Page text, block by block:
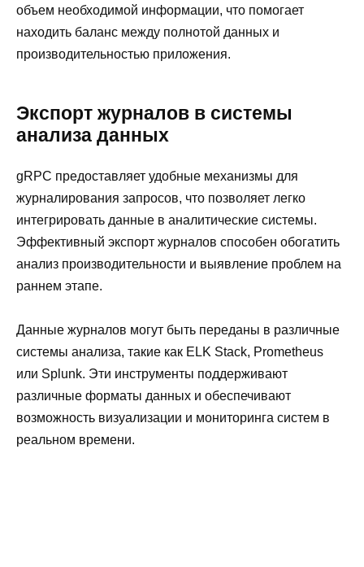
объем необходимой информации, что помогает
находить баланс между полнотой данных и
производительностью приложения.
Экспорт журналов в системы
анализа данных
gRPC предоставляет удобные механизмы для
журналирования запросов, что позволяет легко
интегрировать данные в аналитические системы.
Эффективный экспорт журналов способен обогатить
анализ производительности и выявление проблем на
раннем этапе.
Данные журналов могут быть переданы в различные
системы анализа, такие как ELK Stack, Prometheus
или Splunk. Эти инструменты поддерживают
различные форматы данных и обеспечивают
возможность визуализации и мониторинга систем в
реальном времени.